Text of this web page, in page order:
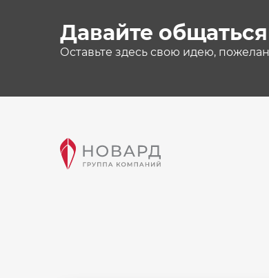
Давайте общаться
Оставьте здесь свою идею,